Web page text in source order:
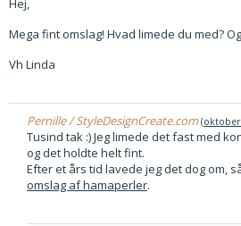
Hej,
Mega fint omslag! Hvad limede du med?
Vh Linda
Pernille / StyleDesignCreate.com oktober
Tusind tak :) Jeg limede det fast med
og det holdte helt fint.
Efter et års tid lavede jeg det dog om,
omslag af hamaperler.